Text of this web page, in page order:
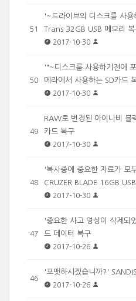
51
'~드라이브의 디스크를 사
Trans 32GB USB 메모리 복
2017-10-30
50
'"~디스크를 사용하기전에
메라에서 사용하는 SD카드
2017-10-30
49
RAW로 변경된 아이나비
카드 복구
2017-10-30
48
'복사중에 중요한 자료가 모
CRUZER BLADE 16GB
2017-10-30
47
'중요한 사고 영상이 삭제되
드 데이터 복구
2017-10-26
46
'포맷하시겠습니까?'
2017-10-26